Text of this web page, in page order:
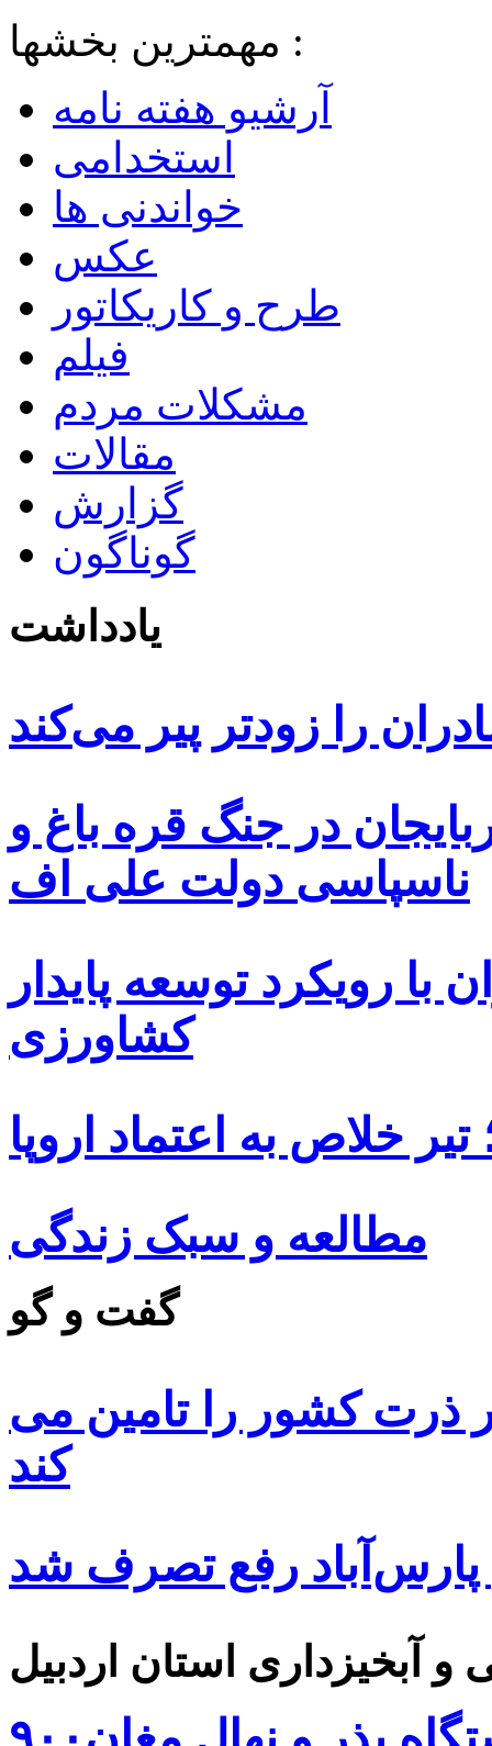
مهمترین بخشها :
آرشیو هفته نامه
استخدامی
خواندنی ها
عکس
طرح و کاریکاتور
فیلم
مشکلات مردم
مقالات
گزارش
گوناگون
یادداشت
را زودتر پیر می‌کند
در جنگ قره باغ و
ناسپاسی دولت علی اف
با رویکرد توسعه پایدار
کشاورزی
خلاص به اعتماد اروپا
مطالعه و سبک زندگی
گفت و گو
۸۵ درصد بذر ذرت کشور را تامین می
کند
پارس‌آباد رفع تصرف شد